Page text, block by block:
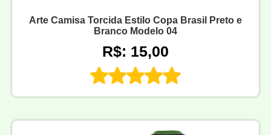
Arte Camisa Torcida Estilo Copa Brasil Preto e
Branco Modelo 04
R$: 15,00